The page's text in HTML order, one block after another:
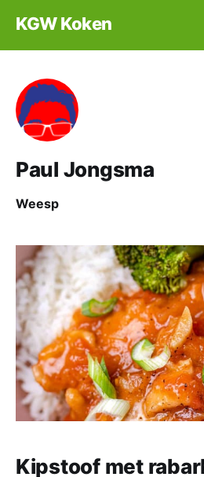
KGW Koken
Paul Jongsma
Weesp
Kipstoof met